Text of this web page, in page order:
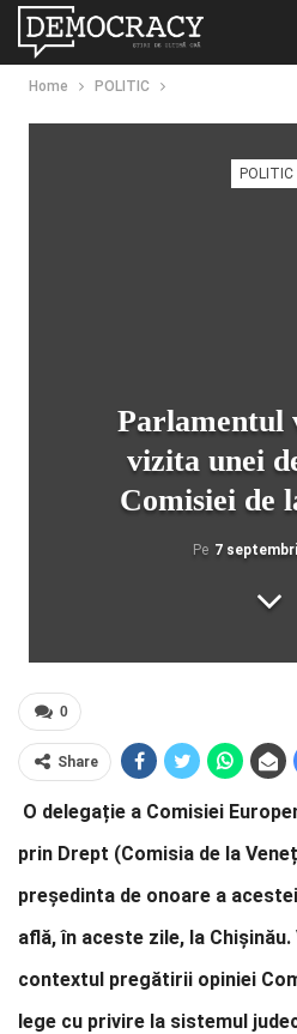
Home POLITIC
POLITIC
Parlamentul
vizita unei
Comisiei de
Pe 7
0
Share
O delegație a Comisiei
prin Drept (Comisia de la
președinta de onoare a
află, în aceste zile, la
contextul pregătirii opiniei
lege cu privire la sistemul